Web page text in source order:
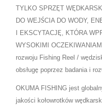
TYLKO SPRZĘT
DO WEJŚCIA DO WODY,
I EKSCYTACJĘ, KTÓRA
WYSOKIMI
rozwoju Fishing Reel /
obsługę poprzez badania i
OKUMA FISHING jest
jakości kołowrotków